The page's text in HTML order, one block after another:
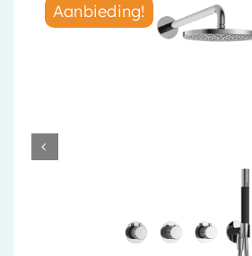
Installatiemateriaal
Aanbieding!